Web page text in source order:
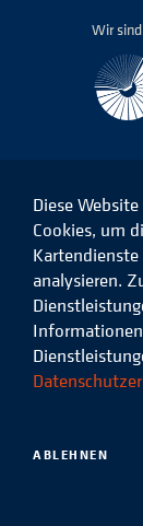
Wir
Das
NSI
©
Diese
Cookies, um
analysieren.
ABLEHNEN